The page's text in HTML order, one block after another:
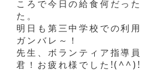
ころで今日の給食何だっ
た。
明日も第三中学校での利
ガンバレ～！
先生、ボランティア指導
君！お疲れ様でした!(^^)!